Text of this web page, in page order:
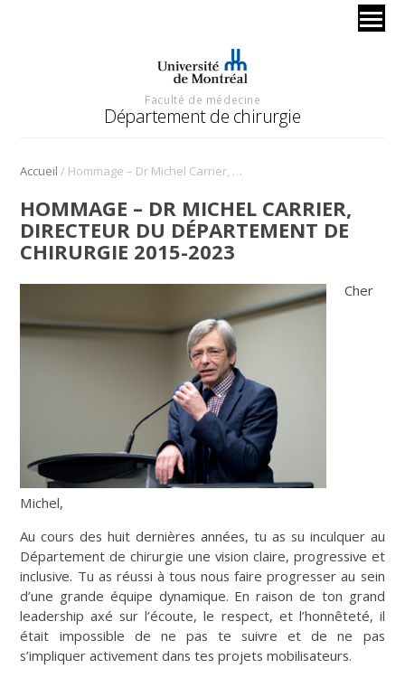
Faculté de médecine
Département de chirurgie
Accueil / Hommage – Dr Michel Carrier, directeur du Département de chirurgie 2015-2023
HOMMAGE – DR MICHEL CARRIER,
DIRECTEUR DU DÉPARTEMENT DE
CHIRURGIE 2015-2023
Cher
Michel,
Au cours des huit dernières années, tu as su inculquer au
Département de chirurgie une vision claire, progressive et
inclusive. Tu as réussi à tous nous faire progresser au sein
d’une grande équipe dynamique. En raison de ton grand
leadership axé sur l’écoute, le respect, et l’honnêteté, il
était impossible de ne pas te suivre et de ne pas
s’impliquer activement dans tes projets mobilisateurs.